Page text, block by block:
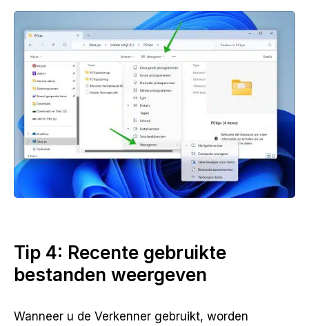
Tip 4: Recente gebruikte
bestanden weergeven
Wanneer u de Verkenner gebruikt, worden